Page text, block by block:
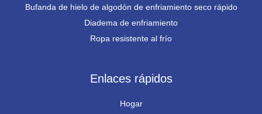
Bufanda de hielo de algodón de enfriamiento seco rápido
Diadema de enfriamiento
Ropa resistente al frío
Enlaces rápidos
Hogar